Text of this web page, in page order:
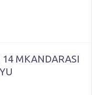
14 MKANDARASI